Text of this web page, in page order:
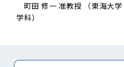
町田 修一 准教授 （東海大
学科）